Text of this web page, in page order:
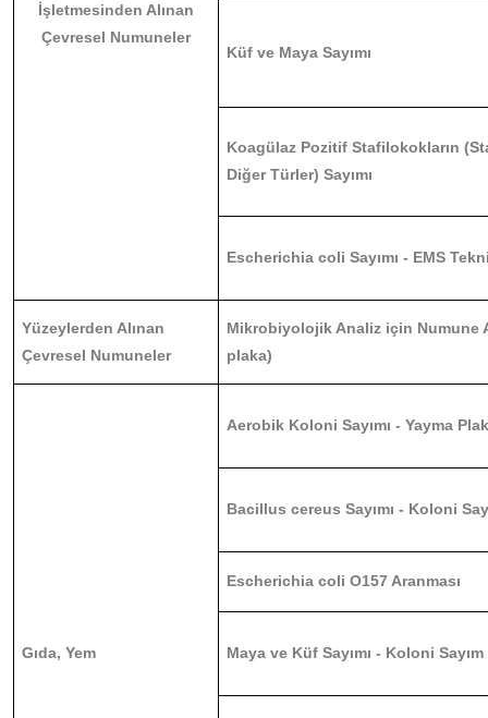
İşletmesinden Alınan
Çevresel Numuneler
Küf ve Maya Sayımı
Koagülaz Pozitif Stafilokokların
Diğer Türler) Sayımı
Escherichia coli Sayımı - EMS
Yüzeylerden Alınan
Çevresel Numuneler
Mikrobiyolojik Analiz için Numune
plaka)
Gıda, Yem
Aerobik Koloni Sayımı - Yayma
Bacillus cereus Sayımı - Koloni
Escherichia coli O157 Aranması
Maya ve Küf Sayımı - Koloni